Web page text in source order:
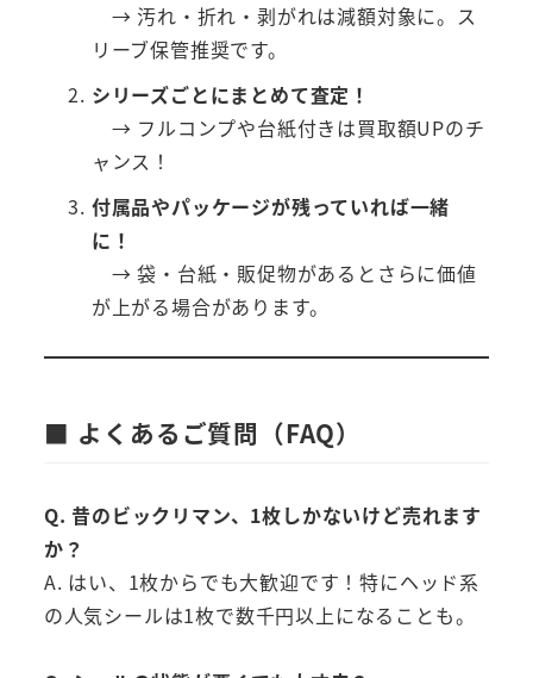
→ 汚れ・折れ・剥がれは減額対象に。ス
リーブ保管推奨です。
シリーズごとにまとめて査定！
→ フルコンプや台紙付きは買取額UPのチ
ャンス！
付属品やパッケージが残っていれば一緒
に！
→ 袋・台紙・販促物があるとさらに価値
が上がる場合があります。
■ よくあるご質問（FAQ）
Q. 昔のビックリマン、1枚しかないけど売れます
か？
A. はい、1枚からでも大歓迎です！特にヘッド系
の人気シールは1枚で数千円以上になることも。